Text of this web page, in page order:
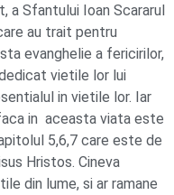
a Sfantului Ioan Scararul
au trait pentru
evanghelie a fericirilor,
vietile lor lui
in vietile lor. Iar
in aceasta viata este
5,6,7 care este de
Hristos. Cineva
din lume, si ar ramane